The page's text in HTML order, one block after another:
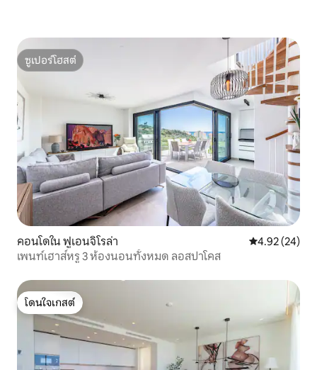
ซูเปอร์โฮสต์
ซูเปอร์โฮสต์
คอนโดใน ฟูเอนจิโรล่า คะแนนเฉลี่ย
4.92 (24)
เพนท์เฮาส์หรู 3 ห้องนอนทั้งหมด ลอสปาโคส
โดนใจเกสต์
โดนใจเกสต์